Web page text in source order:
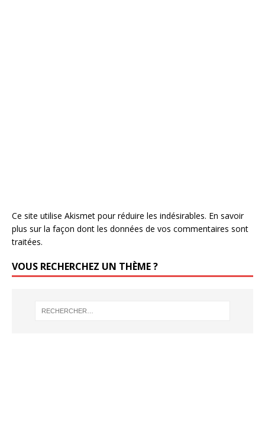
Ce site utilise Akismet pour réduire les indésirables. En savoir
plus sur la façon dont les données de vos commentaires sont
traitées.
VOUS RECHERCHEZ UN THÈME ?